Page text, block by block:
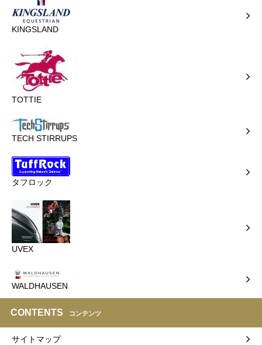
KINGSLAND
TOTTIE
TECH STIRRUPS
タフロック
UVEX
WALDHAUSEN
CONTENTS コンテンツ
サイトマップ